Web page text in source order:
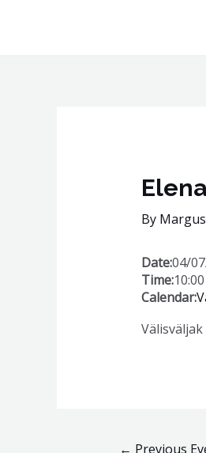
By Margus
Date:04/
Time:10:00
Calendar:
Välisväljak
← Previous